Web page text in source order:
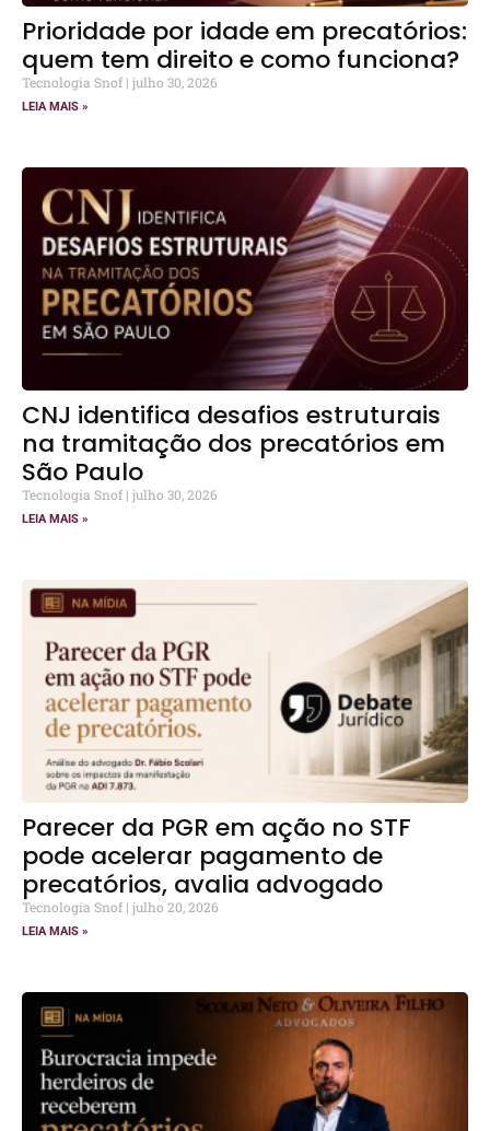
Prioridade por idade em precatórios:
quem tem direito e como funciona?
Tecnologia Snof julho 30, 2026
LEIA MAIS »
CNJ identifica desafios estruturais
na tramitação dos precatórios em
São Paulo
Tecnologia Snof julho 30, 2026
LEIA MAIS »
Parecer da PGR em ação no STF
pode acelerar pagamento de
precatórios, avalia advogado
Tecnologia Snof julho 20, 2026
LEIA MAIS »